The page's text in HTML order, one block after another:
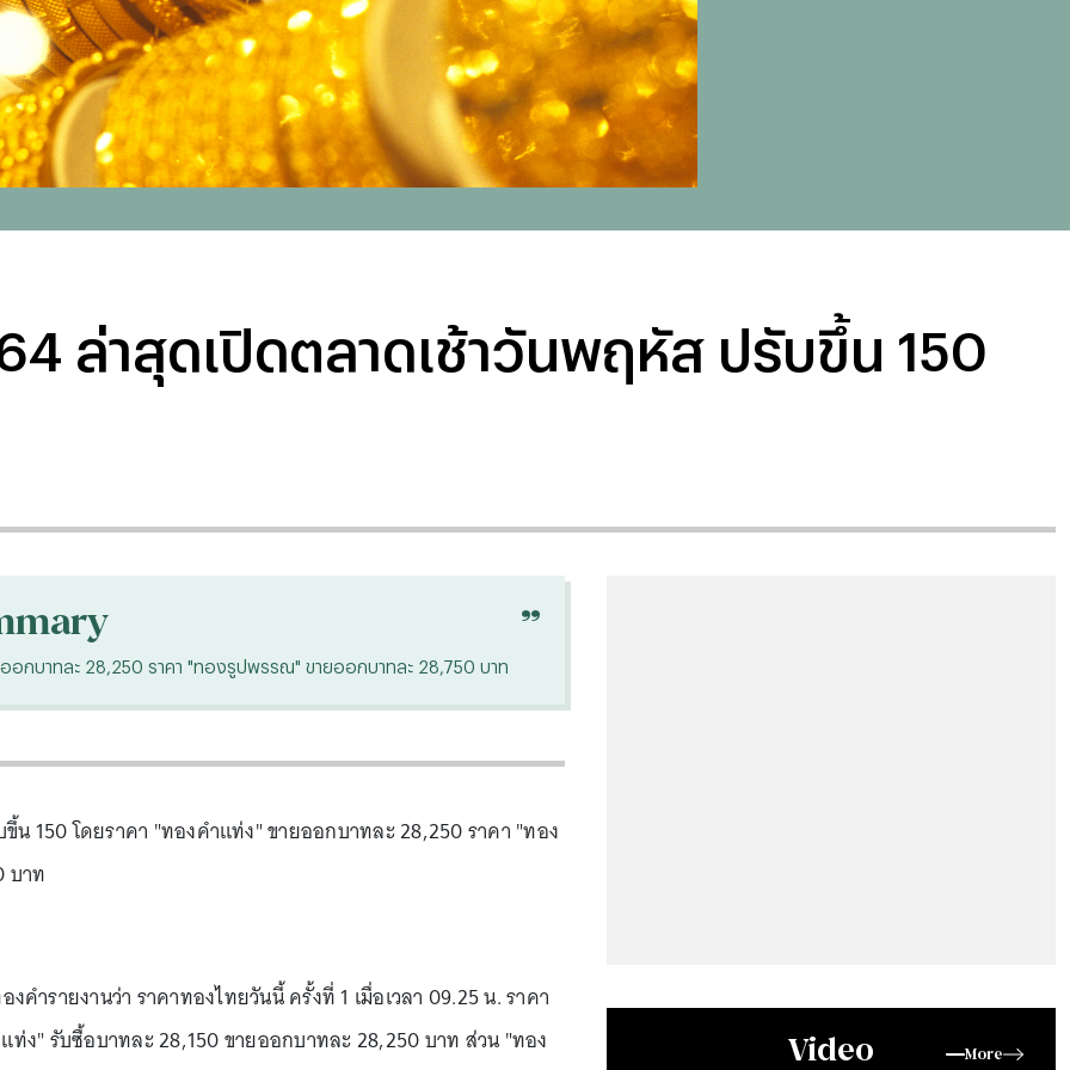
ล่าสุดเปิดตลาดเช้าวันพฤหัส ปรับขึ้น 150
Video More
“
อกบาทละ 28,250 ราคา "ทองรูปพรรณ" ขายออกบาทละ 28,750 บาท
น 150 โดยราคา "ทองคำแท่ง" ขายออกบาทละ 28,250 ราคา "ทอง
บาท
ำรายงานว่า ราคาทองไทยวันนี้ ครั้งที่ 1 เมื่อเวลา 09.25 น. ราคา
ง" รับซื้อบาทละ 28,150 ขายออกบาทละ 28,250 บาท ส่วน "ทอง